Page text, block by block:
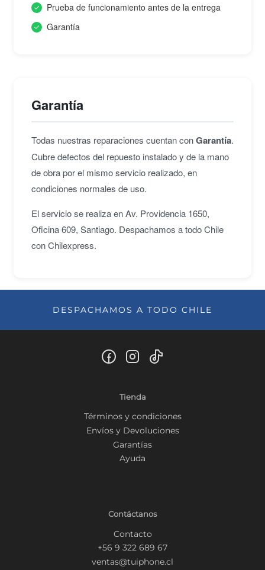
Prueba de funcionamiento antes de la entrega
Garantía
Garantía
Todas nuestras reparaciones cuentan conGarantía.
Cubre defectos del repuesto instalado y de la mano
de obra por el mismo servicio realizado, en
condiciones normales de uso.
El servicio se realiza en Av. Providencia 1650,
Oficina 609, Santiago. Despachamos a todo Chile
con Chilexpress.
DESPACHAMOS A TODO CHILE
Tienda
Términos y condiciones
Envíos y Devoluciones
Garantías
Ayuda
Contáctanos
Contacto
+56 9 322 689 67
ventas@tuiphone.cl